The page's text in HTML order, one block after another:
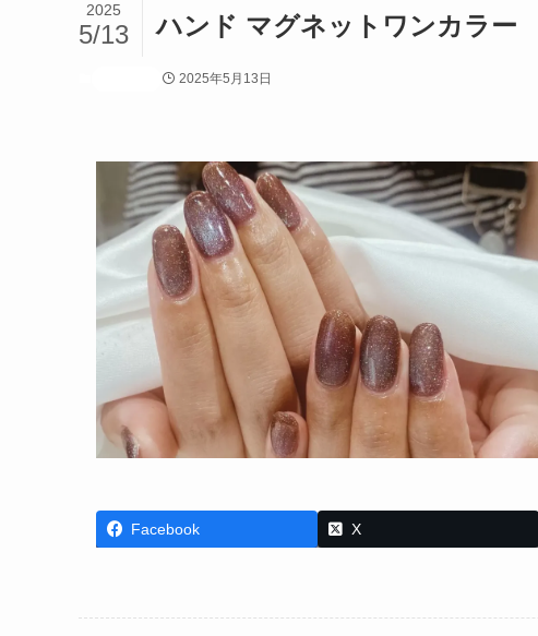
ハンド マグネットワンカラー
2025
5/13
2025年5月13日
Facebook X